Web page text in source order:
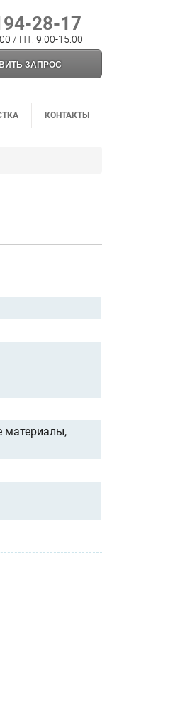
28-17
/ ПТ: 9:00-15:00
ЗАПРОС
КОНТАКТЫ
материалы,